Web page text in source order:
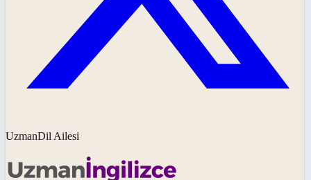
UzmanDil Ailesi